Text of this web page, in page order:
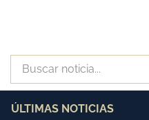
ÚLTIMAS NOTICIAS